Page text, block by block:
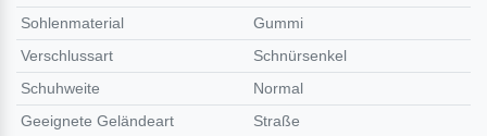
Sohlenmaterial
Gummi
Verschlussart
Schnürsenkel
Schuhweite
Normal
Geeignete Geländeart
Straße